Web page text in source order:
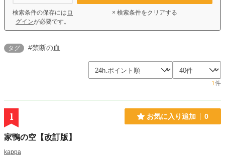
検索条件の保存には ロ
グインが必要です。
× 検索条件をクリアする
タグ #禁断の血
1件
1 お気に入り追加 0
家鴨の空【改訂版】
kappa